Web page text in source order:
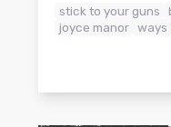
stick to your guns
joyce manor ways